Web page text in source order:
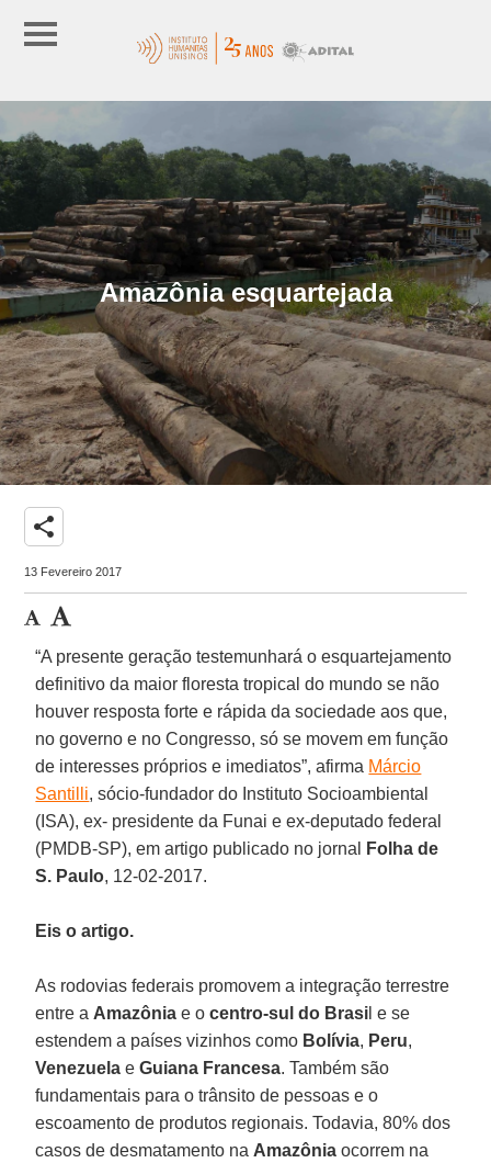
Amazônia esquartejada
share
13 Fevereiro 2017
“A presente geração testemunhará o esquartejamento
definitivo da maior floresta tropical do mundo se não
houver resposta forte e rápida da sociedade aos que,
no governo e no Congresso, só se movem em função
de interesses próprios e imediatos”, afirma Márcio
Santilli, sócio-fundador do Instituto Socioambiental
(ISA), ex- presidente da Funai e ex-deputado federal
(PMDB-SP), em artigo publicado no jornal
Folha de
S. Paulo, 12-02-2017.
Eis o artigo.
As rodovias federais promovem a integração terrestre
entre a Amazônia e ocentro-sul do Brasi l e se
estendem a países vizinhos como Bolívia, Peru,
Venezuela eGuiana Francesa. Também são
fundamentais para o trânsito de pessoas e o
escoamento de produtos regionais. Todavia, 80% dos
casos de desmatamento na Amazônia ocorrem na